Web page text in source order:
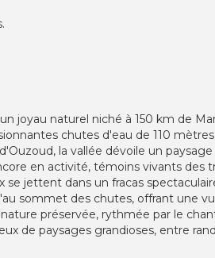
joyau naturel niché à 150 km de
chutes d'eau de 110
la vallée dévoile un
en activité, témoins vivants des
se jettent dans un fracas
sommet des chutes, offrant une
préservée, rythmée par le
de paysages grandioses, entre